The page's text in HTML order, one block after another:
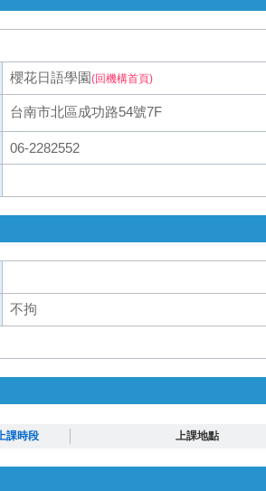
櫻花日語學園(回機構首頁)
台南市北區成功路54號7F
06-2282552
不拘
課時段 上課地點